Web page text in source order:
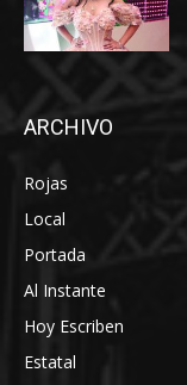
ARCHIVO
Rojas
Local
Portada
Al Instante
Hoy Escriben
Estatal